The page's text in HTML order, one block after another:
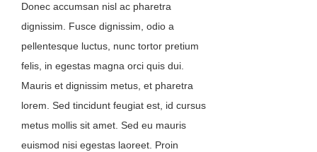
Donec accumsan nisl ac pharetra
dignissim. Fusce dignissim, odio a
pellentesque luctus, nunc tortor pretium
felis, in egestas magna orci quis dui.
Mauris et dignissim metus, et pharetra
lorem. Sed tincidunt feugiat est, id cursus
metus mollis sit amet. Sed eu mauris
euismod nisi egestas laoreet. Proin